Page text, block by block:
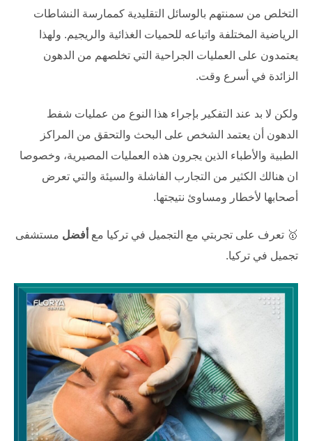
التخلص من سمنتهم بالوسائل التقليدية كممارسة النشاطات
الرياضية المختلفة واتباعه للحميات الغذائية والريجيم. ولهذا
يعتمدون على العمليات الجراحية التي تخلصهم من الدهون
الزائدة في أسرع وقت.
ولكن لا بد عند التفكير بإجراء هذا النوع من عمليات شفط
الدهون أن يعتمد الشخص على البحث والتحقق من المراكز
الطبية والأطباء الذين يجرون هذه العمليات المصيرية، وخصوصا
ان هنالك الكثير من التجارب الفاشلة والسيئة والتي تعرض
أصحابها لأخطار ومساوئ نتيجتها.
🥇 تعرف على تجربتي مع التجميل في تركيا مع أفضل مستشفى
تجميل في تركيا.